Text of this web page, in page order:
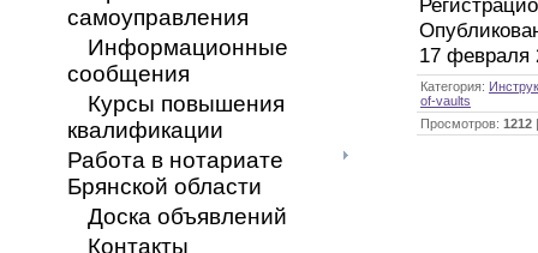
самоуправления
Информационные
сообщения
Курсы повышения
квалификации
Работа в нотариате
Брянской области
Доска объявлений
Контакты
17 февраля
Категория:
of-vaults
Просмотров: 1212